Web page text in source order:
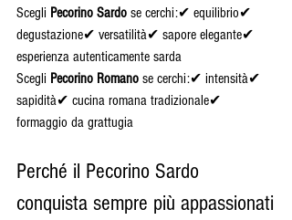
Scegli Pecorino Sardo se cerchi:✔ equilibrio✔
degustazione✔ versatilità✔ sapore elegante✔
esperienza autenticamente sarda
Scegli Pecorino Romano se cerchi:✔ intensità✔
sapidità✔ cucina romana tradizionale✔
formaggio da grattugia
Perché il Pecorino Sardo
conquista sempre più appassionati